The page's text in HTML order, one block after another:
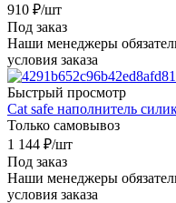
910 ₽/шт
Под заказ
Наши менеджеры
условия заказа
Быстрый просмотр
Cat safe наполнитель
Только самовывоз
1 144 ₽/шт
Под заказ
Наши менеджеры
условия заказа